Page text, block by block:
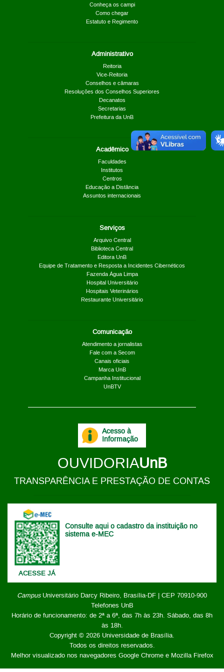
Conheça os campi
Como chegar
Estatuto e Regimento
Administrativo
Reitoria
Vice-Reitoria
Conselhos e câmaras
Resoluções dos Conselhos Superiores
Decanatos
Secretarias
Prefeitura da UnB
Acadêmico
Faculdades
Institutos
Centros
Educação a Distância
Assuntos internacionais
Serviços
Arquivo Central
Biblioteca Central
Editora UnB
Equipe de Tratamento e Resposta a Incidentes Cibernéticos
Fazenda Água Limpa
Hospital Universitário
Hospitais Veterinários
Restaurante Universitário
Comunicação
Atendimento a jornalistas
Fale com a Secom
Canais oficiais
Marca UnB
Campanha Institucional
UnBTV
ACESSE JÁ
Consulte aqui o cadastro da instituição no
sistema e-MEC
CampusUniversitário Darcy Ribeiro, Brasília-DF | CEP 70910-900
Telefones UnB
Horário de funcionamento: de 2ª a 6ª, das 7h às 23h. Sábado, das 8h
às 18h.
Copyright © 2026 Universidade de Brasília.
Todos os direitos reservados.
Melhor visualizado nos navegadores Google Chrome e Mozilla Firefox
Acesso à
Informação
OUVIDORIAUnB
TRANSPARÊNCIA E PRESTAÇÃO DE CONTAS